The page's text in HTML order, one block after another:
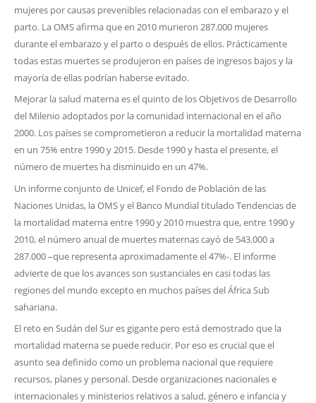
mujeres por causas prevenibles relacionadas con el embarazo y el
parto. La OMS afirma que en 2010 murieron 287.000 mujeres
durante el embarazo y el parto o después de ellos. Prácticamente
todas estas muertes se produjeron en países de ingresos bajos y la
mayoría de ellas podrían haberse evitado.
Mejorar la salud materna es el quinto de los Objetivos de Desarrollo
del Milenio adoptados por la comunidad internacional en el año
2000. Los países se comprometieron a reducir la mortalidad materna
en un 75% entre 1990 y 2015. Desde 1990 y hasta el presente, el
número de muertes ha disminuido en un 47%.
Un informe conjunto de Unicef, el Fondo de Población de las
Naciones Unidas, la OMS y el Banco Mundial titulado Tendencias de
la mortalidad materna entre 1990 y 2010 muestra que, entre 1990 y
2010, el número anual de muertes maternas cayó de 543.000 a
287.000 –que representa aproximadamente el 47%-. El informe
advierte de que los avances son sustanciales en casi todas las
regiones del mundo excepto en muchos países del África Sub
sahariana.
El reto en Sudán del Sur es gigante pero está demostrado que la
mortalidad materna se puede reducir. Por eso es crucial que el
asunto sea definido como un problema nacional que requiere
recursos, planes y personal. Desde organizaciones nacionales e
internacionales y ministerios relativos a salud, género e infancia y